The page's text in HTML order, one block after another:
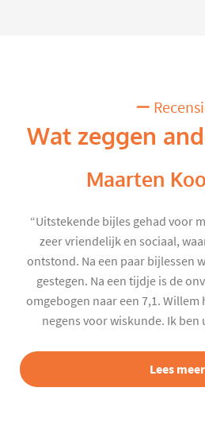
Wat zeggen
Maarten
“Uitstekende bijles gehad voor
zeer vriendelijk en sociaal,
ontstond. Na een paar bijlessen
gestegen. Na een tijdje is de
omgebogen naar een 7,1. Willem
negens voor wiskunde. Ik ben
Lees meer